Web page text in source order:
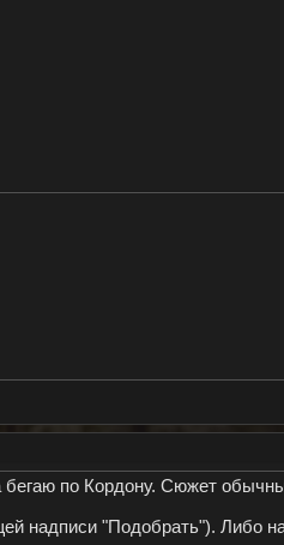
по Кордону. Сюжет
надписи "Подобрать"). Либо